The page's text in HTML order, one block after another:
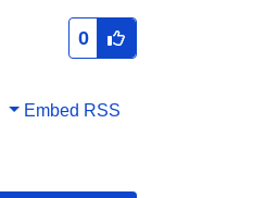
0
Embed RSS